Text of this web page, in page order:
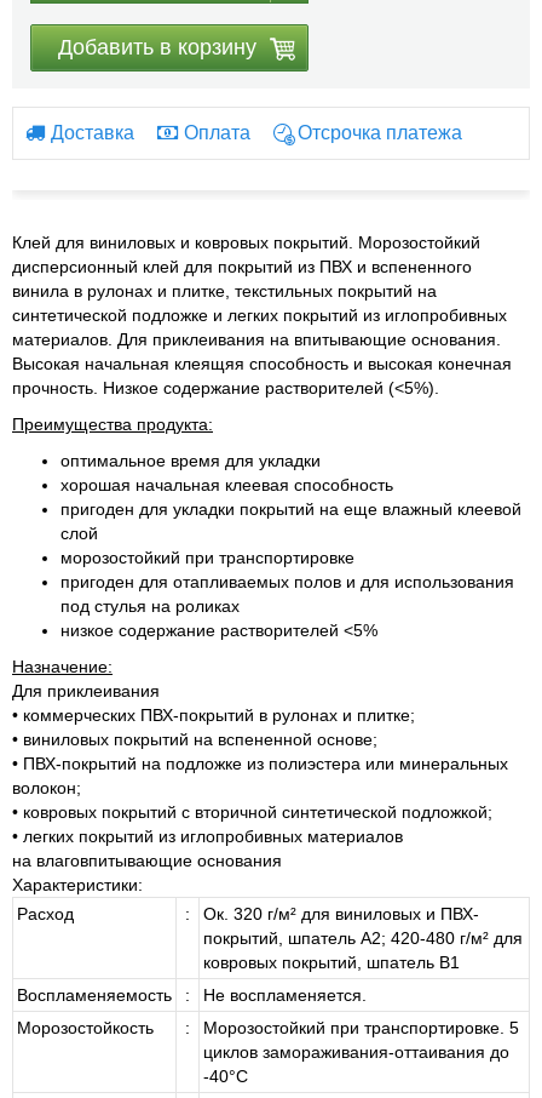
Добавить в корзину
Доставка Оплата Отсрочка платежа
Клей для виниловых и ковровых покрытий. Морозостойкий
дисперсионный клей для покрытий из ПВХ и вспененного
винила в рулонах и плитке, текстильных покрытий на
синтетической подложке и легких покрытий из иглопробивных
материалов. Для приклеивания на впитывающие основания.
Высокая начальная клеящяя способность и высокая конечная
прочность. Низкое содержание растворителей (<5%).
Преимущества продукта:
оптимальное время для укладки
хорошая начальная клеевая способность
пригоден для укладки покрытий на еще влажный клеевой
слой
морозостойкий при транспортировке
пригоден для отапливаемых полов и для использования
под стулья на роликах
низкое содержание растворителей <5%
Назначение:
Для приклеивания
• коммерческих ПВХ-покрытий в рулонах и плитке;
• виниловых покрытий на вспененной основе;
• ПВХ-покрытий на подложке из полиэстера или минеральных
волокон;
• ковровых покрытий с вторичной синтетической подложкой;
• легких покрытий из иглопробивных материалов
на влаговпитывающие основания
Характеристики:
Расход
:
Ок. 320 г/м² для виниловых и ПВХ-
покрытий, шпатель А2; 420-480 г/м² для
ковровых покрытий, шпатель В1
Воспламеняемость
:
Не воспламеняется.
Морозостойкость
:
Морозостойкий при транспортировке. 5
циклов замораживания-оттаивания до
-40°С